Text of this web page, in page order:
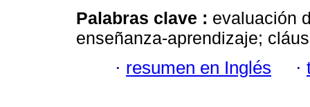
Palabras clave : evaluación
enseñanza-aprendizaje;
· resumen en Inglés ·